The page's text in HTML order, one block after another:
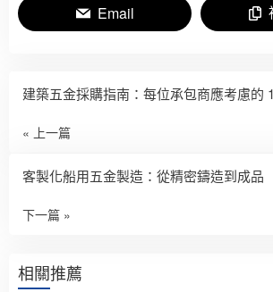
Email
建築五金採購指南：每位承包商應考慮的
« 上一篇
客製化船用五金製造：從精密鑄造到成品
下一篇 »
相關推薦